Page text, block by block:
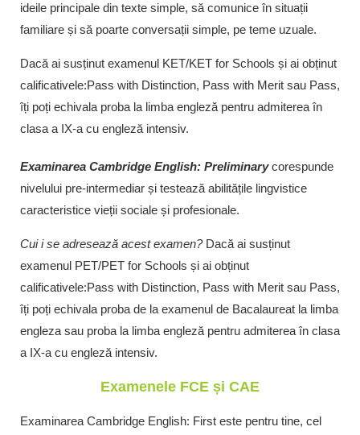
ideile principale din texte simple, să comunice în situații
familiare și să poarte conversații simple, pe teme uzuale.
Dacă ai susținut examenul KET/KET for Schools și ai obținut
calificativele:Pass with Distinction, Pass with Merit sau Pass,
îți poți echivala proba la limba engleză pentru admiterea în
clasa a IX-a cu engleză intensiv.
Examinarea Cambridge English: Preliminarycorespunde
nivelului pre-intermediar și testează abilitățile lingvistice
caracteristice vieții sociale și profesionale.
Cui i se adresează acest examen?Dacă ai susținut
examenul PET/PET for Schools și ai obținut
calificativele:Pass with Distinction, Pass with Merit sau Pass,
îți poți echivala proba de la examenul de Bacalaureat la limba
engleza sau proba la limba engleză pentru admiterea în clasa
a IX-a cu engleză intensiv.
Examenele FCE și CAE
Examinarea Cambridge English: First este pentru tine, cel